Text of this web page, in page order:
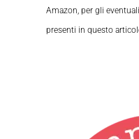
Amazon, per gli
presenti in questo